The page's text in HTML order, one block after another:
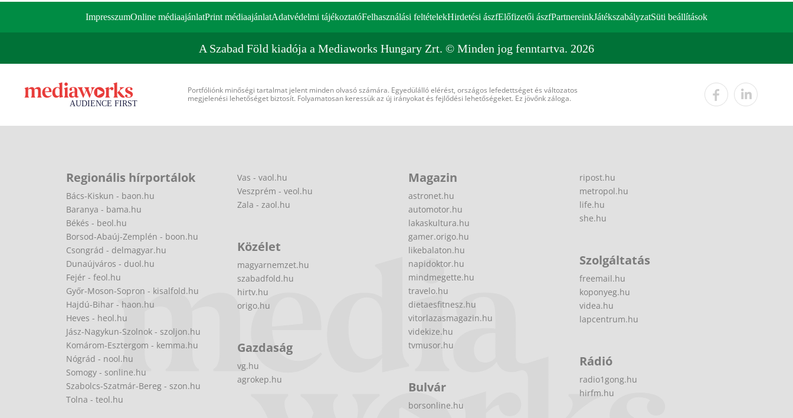
ImpresszumOnline médiaajánlatPrint médiaajánlatAdatvédelmi tájékoztatóFelhasználási feltételekHirdetési ászfElőfizetői ászfPartnereinkJátékszabályzatSüti beállítások
A Szabad Föld kiadója a Mediaworks Hungary Zrt. © Minden jog fenntartva. 2026
Portfóliónk minőségi tartalmat jelent minden olvasó számára. Egyedülálló elérést, országos lefedettséget és változatos
megjelenési lehetőséget biztosít. Folyamatosan keressük az új irányokat és fejlődési lehetőségeket. Ez jövőnk záloga.
Regionális hírportálok
Bács-Kiskun - baon.hu
Baranya - bama.hu
Békés - beol.hu
Borsod-Abaúj-Zemplén - boon.hu
Csongrád - delmagyar.hu
Dunaújváros - duol.hu
Fejér - feol.hu
Győr-Moson-Sopron - kisalfold.hu
Hajdú-Bihar - haon.hu
Heves - heol.hu
Jász-Nagykun-Szolnok - szoljon.hu
Komárom-Esztergom - kemma.hu
Nógrád - nool.hu
Somogy - sonline.hu
Szabolcs-Szatmár-Bereg - szon.hu
Tolna - teol.hu
Vas - vaol.hu
Veszprém - veol.hu
Zala - zaol.hu
Közélet
magyarnemzet.hu
szabadfold.hu
hirtv.hu
origo.hu
Gazdaság
vg.hu
agrokep.hu
Magazin
astronet.hu
automotor.hu
lakaskultura.hu
gamer.origo.hu
likebalaton.hu
napidoktor.hu
mindmegette.hu
travelo.hu
dietaesfitnesz.hu
vitorlazasmagazin.hu
videkize.hu
tvmusor.hu
Bulvár
borsonline.hu
ripost.hu
metropol.hu
life.hu
she.hu
Szolgáltatás
freemail.hu
koponyeg.hu
videa.hu
lapcentrum.hu
Rádió
radio1gong.hu
hirfm.hu